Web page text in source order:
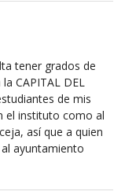
tener grados de
CAPITAL DEL
de mis
el instituto como al
así que a quien
ayuntamiento